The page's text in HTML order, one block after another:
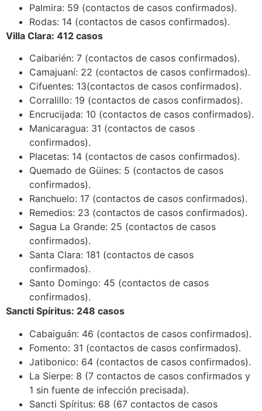
Palmira: 59 (contactos de casos confirmados).
Rodas: 14 (contactos de casos confirmados).
Villa Clara: 412 casos
Caibarién: 7 (contactos de casos confirmados).
Camajuaní: 22 (contactos de casos confirmados).
Cifuentes: 13(contactos de casos confirmados).
Corralillo: 19 (contactos de casos confirmados).
Encrucijada: 10 (contactos de casos confirmados).
Manicaragua: 31 (contactos de casos
confirmados).
Placetas: 14 (contactos de casos confirmados).
Quemado de Güines: 5 (contactos de casos
confirmados).
Ranchuelo: 17 (contactos de casos confirmados).
Remedios: 23 (contactos de casos confirmados).
Sagua La Grande: 25 (contactos de casos
confirmados).
Santa Clara: 181 (contactos de casos
confirmados).
Santo Domingo: 45 (contactos de casos
confirmados).
Sancti Spíritus: 248 casos
Cabaiguán: 46 (contactos de casos confirmados).
Fomento: 31 (contactos de casos confirmados).
Jatibonico: 64 (contactos de casos confirmados).
La Sierpe: 8 (7 contactos de casos confirmados y
1 sin fuente de infección precisada).
Sancti Spíritus: 68 (67 contactos de casos